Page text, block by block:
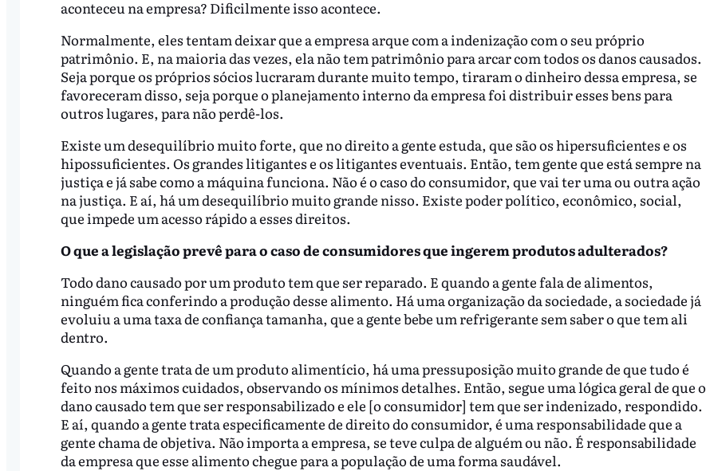
aconteceu na empresa? Dificilmente isso acontece.
Normalmente, eles tentam deixar que a empresa arque com a indenização com o seu próprio
patrimônio. E, na maioria das vezes, ela não tem patrimônio para arcar com todos os danos causados.
Seja porque os próprios sócios lucraram durante muito tempo, tiraram o dinheiro dessa empresa, se
favoreceram disso, seja porque o planejamento interno da empresa foi distribuir esses bens para
outros lugares, para não perdê-los.
Existe um desequilíbrio muito forte, que no direito a gente estuda, que são os hipersuficientes e os
hipossuficientes. Os grandes litigantes e os litigantes eventuais. Então, tem gente que está sempre na
justiça e já sabe como a máquina funciona. Não é o caso do consumidor, que vai ter uma ou outra ação
na justiça. E aí, há um desequilíbrio muito grande nisso. Existe poder político, econômico, social,
que impede um acesso rápido a esses direitos.
O que a legislação prevê para o caso de consumidores que ingerem produtos adulterados?
Todo dano causado por um produto tem que ser reparado. E quando a gente fala de alimentos,
ninguém fica conferindo a produção desse alimento. Há uma organização da sociedade, a sociedade já
evoluiu a uma taxa de confiança tamanha, que a gente bebe um refrigerante sem saber o que tem ali
dentro.
Quando a gente trata de um produto alimentício, há uma pressuposição muito grande de que tudo é
feito nos máximos cuidados, observando os mínimos detalhes. Então, segue uma lógica geral de que o
dano causado tem que ser responsabilizado e ele [o consumidor] tem que ser indenizado, respondido.
E aí, quando a gente trata especificamente de direito do consumidor, é uma responsabilidade que a
gente chama de objetiva. Não importa a empresa, se teve culpa de alguém ou não. É responsabilidade
da empresa que esse alimento chegue para a população de uma forma saudável.